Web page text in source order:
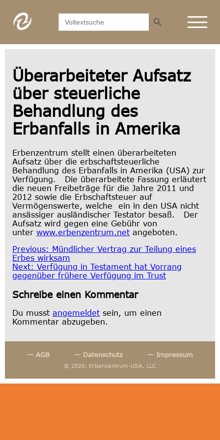
Search
for:
Search Button
Überarbeiteter Aufsatz
über steuerliche
Behandlung des
Erbanfalls in Amerika
Erbenzentrum stellt einen überarbeiteten
Aufsatz über die erbschaftsteuerliche
Behandlung des Erbanfalls in Amerika (USA) zur
Verfügung. Die überarbeitete Fassung erläutert
die neuen Freibeträge für die Jahre 2011 und
2012 sowie die Erbschaftsteuer auf
Vermögenswerte, welche ein in den USA nicht
ansässiger ausländischer Testator besaß. Der
Aufsatz wird gegen eine Gebühr von
unter www.erbenzentrum.net angeboten.
Beitragsnavigation
Previous: Mündlicher Vertrag zur Teilung eines
Erbes wirksam
Next: Verfügung in Testament hat Vorrang
gegenüber frühere Verfügung im Trust
Schreibe einen Kommentar
Du musst angemeldet sein, um einen
Kommentar abzugeben.
© 2026, Erbenzentrum-USA, LLC
— AGB — Datenschutz — Impressum